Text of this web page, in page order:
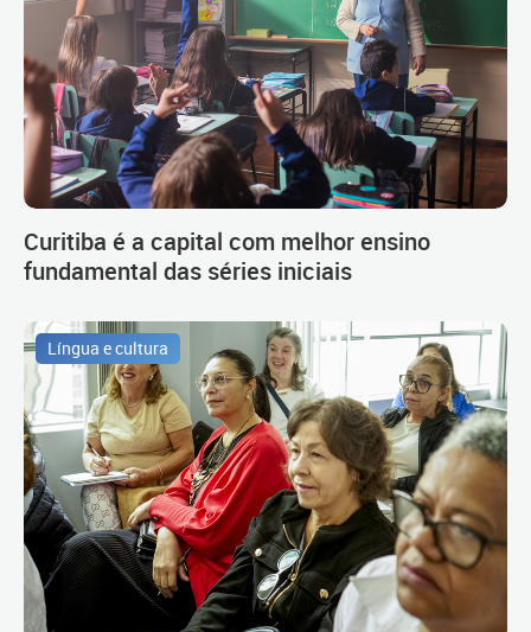
Curitiba é a capital com melhor ensino
fundamental das séries iniciais
Língua e cultura